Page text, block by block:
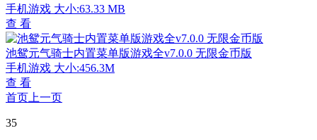
手机游戏 大小:63.33 MB
查 看
池鸳元气骑士内置菜单版游戏全v7.0.0 无限金币版
手机游戏 大小:456.3M
查 看
首页 上一页
35